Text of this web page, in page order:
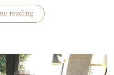
reading«Кто
поспособствовал
Барсук»